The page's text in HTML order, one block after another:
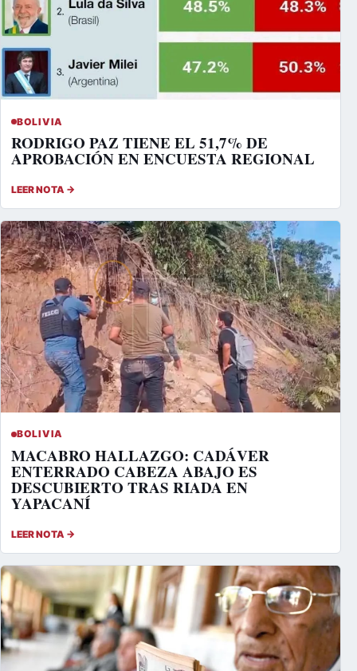
BOLIVIA
RODRIGO PAZ TIENE EL 51,7% DE
APROBACIÓN EN ENCUESTA REGIONAL
LEER NOTA →
BOLIVIA
MACABRO HALLAZGO: CADÁVER
ENTERRADO CABEZA ABAJO ES
DESCUBIERTO TRAS RIADA EN
YAPACANÍ
LEER NOTA →